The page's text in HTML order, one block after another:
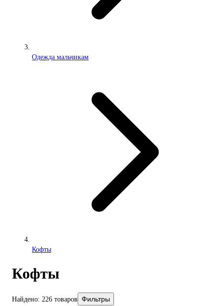
Одежда мальчикам
Кофты
Кофты
Найдено: 226 товаров Фильтры